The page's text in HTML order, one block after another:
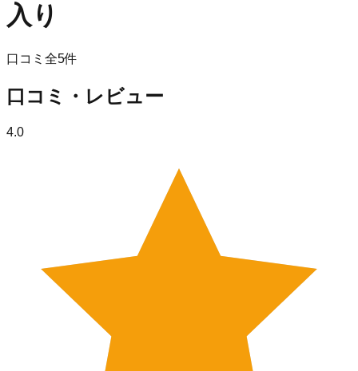
入り
口コミ全5件
口コミ・レビュー
4.0